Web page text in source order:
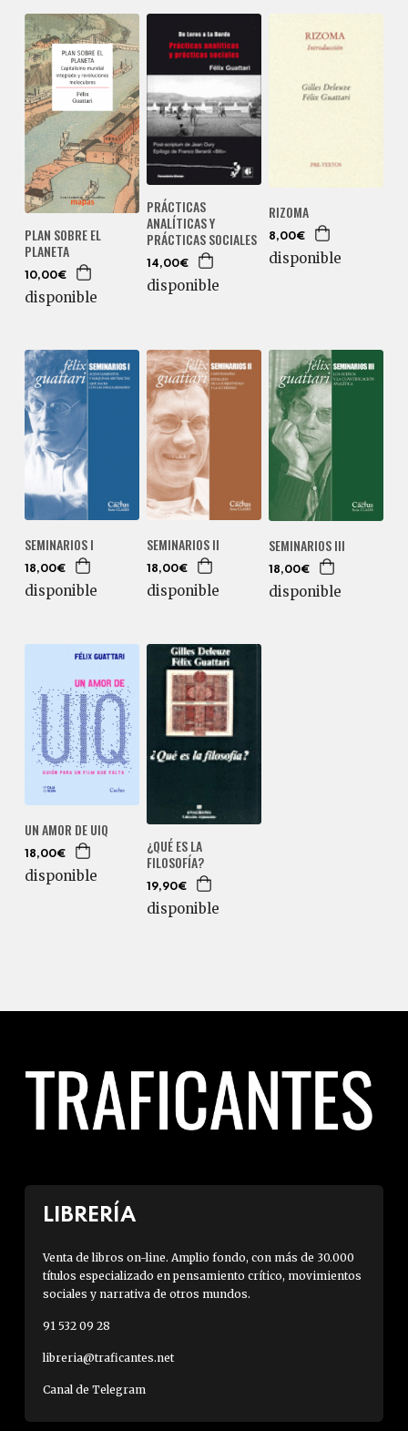
PLAN SOBRE EL
PLANETA
10,00€
disponible
PRÁCTICAS
ANALÍTICAS Y
PRÁCTICAS SOCIALES
14,00€
disponible
RIZOMA
8,00€
disponible
SEMINARIOS I
18,00€
disponible
SEMINARIOS II
18,00€
disponible
SEMINARIOS III
18,00€
disponible
UN AMOR DE UIQ
18,00€
disponible
¿QUÉ ES LA
FILOSOFÍA?
19,90€
disponible
LIBRERÍA
Venta de libros on-line. Amplio fondo, con más de 30.000
títulos especializado en pensamiento crítico, movimientos
sociales y narrativa de otros mundos.
91 532 09 28
libreria@traficantes.net
Canal de Telegram